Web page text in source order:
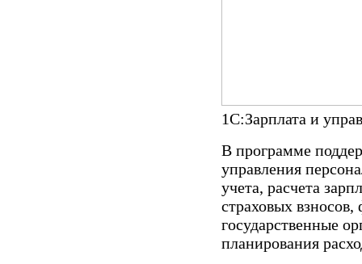
1С:Зарплата и
В программе
управления
учета, расчета
страховых
государственные
планирования